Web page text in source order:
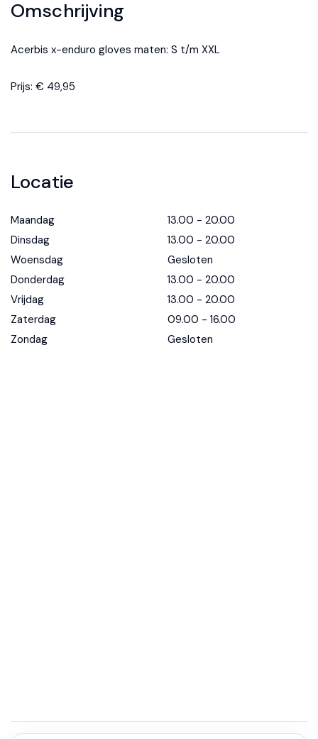
Omschrijving
Acerbis x-enduro gloves maten: S t/m XXL
Prijs: € 49,95
Locatie
Maandag
Dinsdag
Woensdag
Donderdag
Vrijdag
Zaterdag
Zondag
13.00 - 20.00
13.00 - 20.00
Gesloten
13.00 - 20.00
13.00 - 20.00
09.00 - 16.00
Gesloten